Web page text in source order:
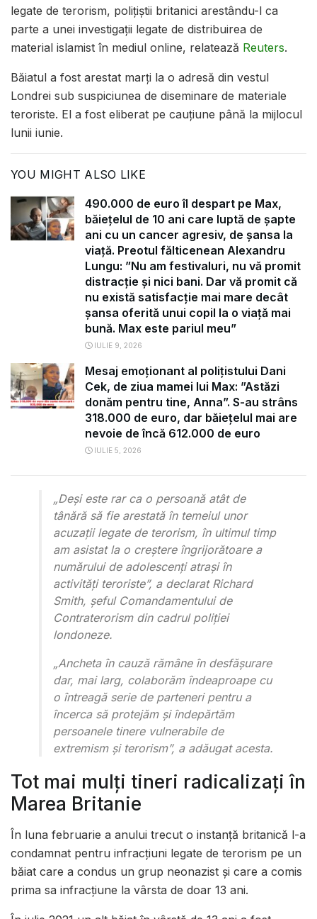
legate de terorism, polițiștii britanici arestându-l ca
parte a unei investigații legate de distribuirea de
material islamist în mediul online, relatează Reuters.
Băiatul a fost arestat marți la o adresă din vestul
Londrei sub suspiciunea de diseminare de materiale
teroriste. El a fost eliberat pe cauțiune până la mijlocul
lunii iunie.
YOU MIGHT ALSO LIKE
490.000 de euro îl despart pe Max,
băiețelul de 10 ani care luptă de șapte
ani cu un cancer agresiv, de șansa la
viață. Preotul fălticenean Alexandru
Lungu: ”Nu am festivaluri, nu vă promit
distracție și nici bani. Dar vă promit că
nu există satisfacție mai mare decât
șansa oferită unui copil la o viață mai
bună. Max este pariul meu”
IULIE 9, 2026
Mesaj emoționant al polițistului Dani
Cek, de ziua mamei lui Max: ”Astăzi
donăm pentru tine, Anna”. S-au strâns
318.000 de euro, dar băiețelul mai are
nevoie de încă 612.000 de euro
IULIE 5, 2026
„Deși este rar ca o persoană atât de
tânără să fie arestată în temeiul unor
acuzații legate de terorism, în ultimul timp
am asistat la o creștere îngrijorătoare a
numărului de adolescenți atrași în
activități teroriste”, a declarat Richard
Smith, șeful Comandamentului de
Contraterorism din cadrul poliției
londoneze.
„Ancheta în cauză rămâne în desfășurare
dar, mai larg, colaborăm îndeaproape cu
o întreagă serie de parteneri pentru a
încerca să protejăm și îndepărtăm
persoanele tinere vulnerabile de
extremism și terorism”, a adăugat acesta.
Tot mai mulți tineri radicalizați în
Marea Britanie
În luna februarie a anului trecut o instanță britanică l-a
condamnat pentru infracțiuni legate de terorism pe un
băiat care a condus un grup neonazist și care a comis
prima sa infracțiune la vârsta de doar 13 ani.